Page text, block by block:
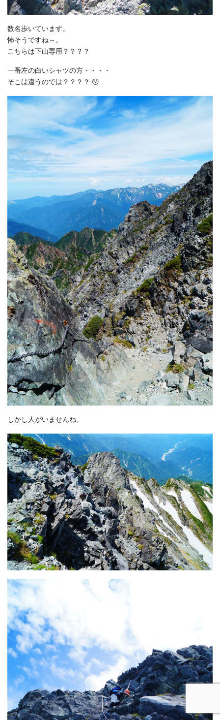
数名歩いています。
怖そうですね～。
こちらは下山専用？？？？
一番左の白いシャツの方・・・・
そこは違うのでは？？？？ 😯
しかし人がいませんね。